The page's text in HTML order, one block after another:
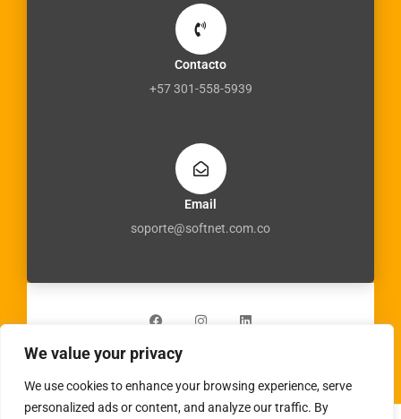
We value your privacy
We use cookies to enhance your browsing experience, serve
personalized ads or content, and analyze our traffic. By
F
c
e
o
k
I
s
t
a
m
L
n
k
n
Contacto
+57 301-558-5939
Email
soporte@softnet.com.co